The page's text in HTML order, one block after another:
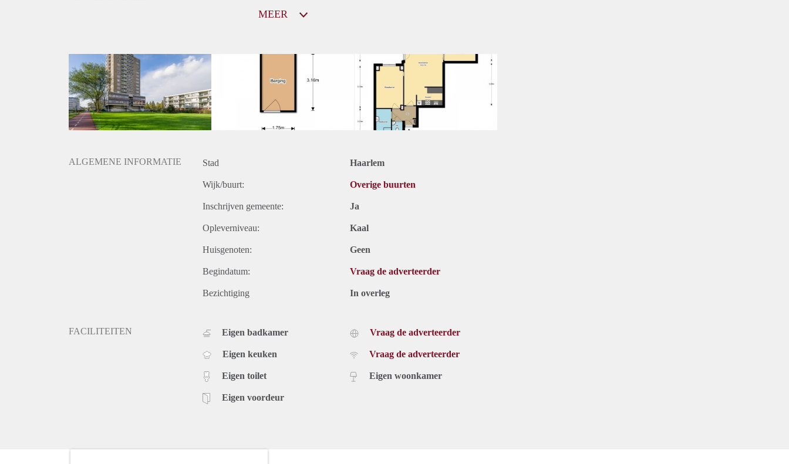
Huurtoeslag
Niet mogelijk
Inkomen eis
2,9 X Maandhuur Bruto
Huurtermijn
Onbepaalde termijn
MEER
ALGEMENE INFORMATIE Stad Haarlem
Wijk/buurt: Overige buurten
Inschrijven gemeente: Ja
Opleverniveau: Kaal
Huisgenoten: Geen
Begindatum: Vraag de adverteerder
Bezichtiging In overleg
FACILITEITEN Eigen badkamer
Eigen keuken
Eigen toilet
Eigen voordeur
Vraag de adverteerder
Vraag de adverteerder
Eigen woonkamer